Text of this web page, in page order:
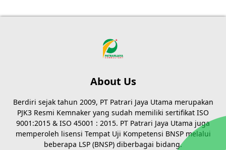
About Us
Berdiri sejak tahun 2009, PT Patrari Jaya Utama merupakan
PJK3 Resmi Kemnaker yang sudah memiliki sertifikat ISO
9001:2015 & ISO 45001 : 2015. PT Patrari Jaya Utama juga
memperoleh lisensi Tempat Uji Kompetensi BNSP melalui
beberapa LSP (BNSP) diberbagai bidang.